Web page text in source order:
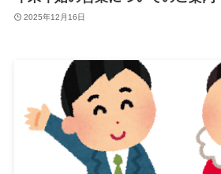
2025年12月16日